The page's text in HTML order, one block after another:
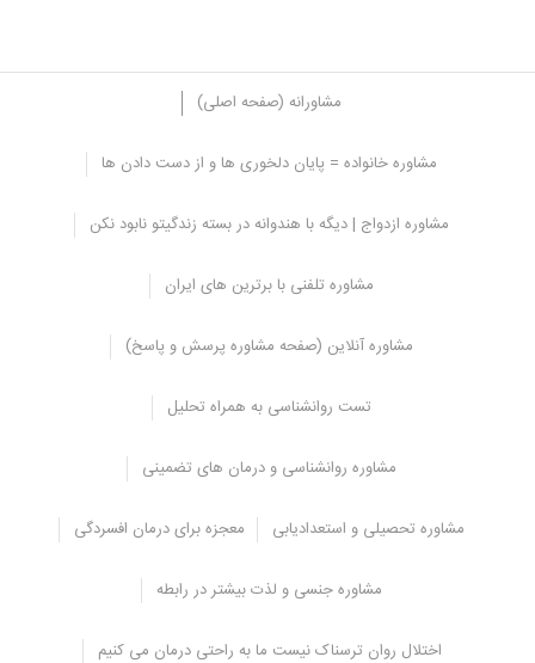
مشاورانه (صفحه اصلی)
مشاوره خانواده = پایان دلخوری ها و از دست دادن ها
مشاوره ازدواج | دیگه با هندوانه در بسته زندگیتو نابود نکن
مشاوره تلفنی با برترین های ایران
مشاوره آنلاین (صفحه مشاوره پرسش و پاسخ)
تست روانشناسی به همراه تحلیل
مشاوره روانشناسی و درمان های تضمینی
مشاوره تحصیلی و استعدادیابی معجزه برای درمان افسردگی
مشاوره جنسی و لذت بیشتر در رابطه
اختلال روان ترسناک نیست ما به راحتی درمان می کنیم
کلام آخر تعیین حد و مرز
اگر پیش از شروع زندگی مشترک با شریک عاطفی خود حد و مرزی تعیین
کنید می توانید از بروز بسیاری از سو تفاهمات و اختلاقات جلوگیری کنید.
حق باشد.‌ اگر نمی توانید منصفانه
برای رابطه ی عاطفی خود حد و مرزی
بهتر است از یک مشاور خانواده مشورت بگیرید.
مرکز مشاوره مشاورانه